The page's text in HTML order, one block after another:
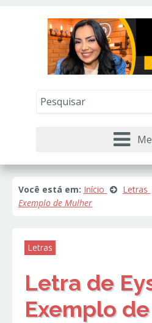
Você está em: Início Letras
Exemplo de Mulher
Letras
Letra de
Exemplo
para lembrar e entender como você
site, analisar seu uso de nossos
serviços, ajudar com nossos esforços
marketing e fornecer conteúdo de
Política de Cookies e